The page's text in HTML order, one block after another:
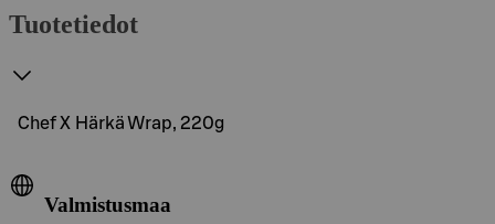
Tuotetiedot
Chef X Härkä Wrap, 220g
Valmistusmaa